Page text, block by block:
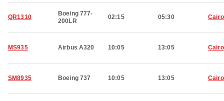
QR1310
Boeing 777-
200LR
02:15 05:30 Cairo
MS935 Airbus A320 10:05 13:05 Cairo
SM8935 Boeing 737 10:05 13:05 Cairo